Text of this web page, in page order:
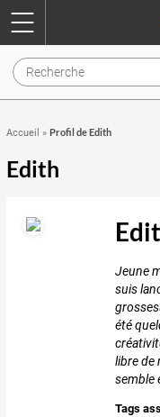
Accueil » Profil de Edith
Edith
Jeune
suis
été
libre de
semble
Tags